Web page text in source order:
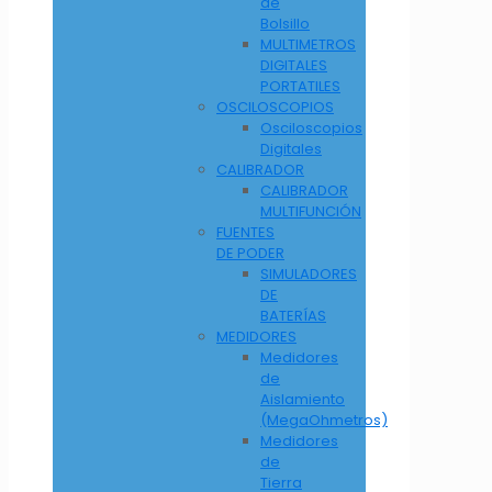
Bolsillo
MULTIMETROS
DIGITALES
PORTATILES
OSCILOSCOPIOS
Osciloscopios
Digitales
CALIBRADOR
CALIBRADOR
MULTIFUNCIÓN
FUENTES
DE PODER
SIMULADORES
DE
BATERÍAS
MEDIDORES
Medidores
de
Aislamiento
(MegaOhmetros)
Medidores
de
Tierra